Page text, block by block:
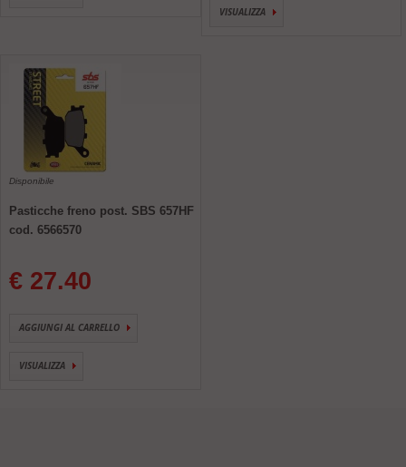
VISUALIZZA
Disponibile
Pasticche freno post. SBS 657HF
cod. 6566570
€ 27.40
AGGIUNGI AL CARRELLO
VISUALIZZA